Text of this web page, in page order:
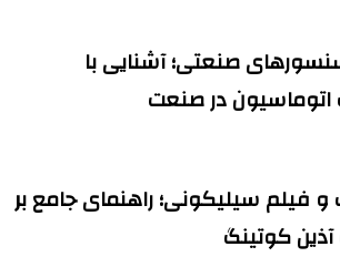
صنعتی؛ آشنایی با
اتوماسیون در صنعت
فیلم سیلیکونی؛ راهنمای جامع بر
کوتینگ